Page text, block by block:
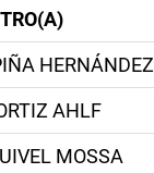
HERNÁNDEZ
AHLF
MOSSA